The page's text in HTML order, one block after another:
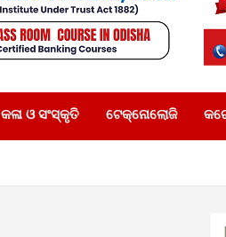
କଳା ଓ ସଂସ୍କୃତି ଟେକ୍ନୋଲୋଜି